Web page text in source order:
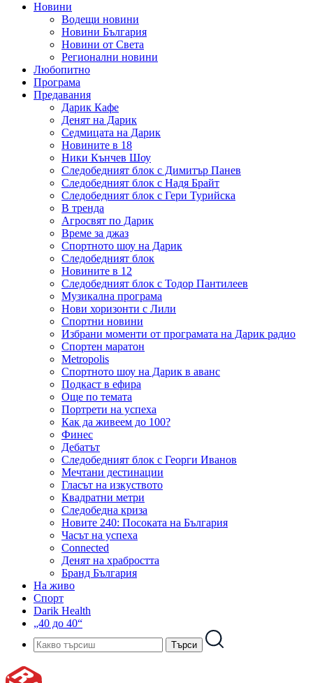
Новини
Водещи новини
Новини България
Новини от Света
Регионални новини
Любопитно
Програма
Предавания
Дарик Кафе
Денят на Дарик
Седмицата на Дарик
Новините в 18
Ники Кънчев Шоу
Следобедният блок с Димитър Панев
Следобедният блок с Надя Брайт
Следобедният блок с Гери Турийска
В тренда
Агросвят по Дарик
Време за джаз
Спортното шоу на Дарик
Следобедният блок
Новините в 12
Следобедният блок с Тодор Пантилеев
Музикална програма
Нови хоризонти с Лили
Спортни новини
Избрани моменти от програмата на Дарик радио
Спортен маратон
Metropolis
Спортното шоу на Дарик в аванс
Подкаст в ефира
Още по темата
Портрети на успеха
Как да живеем до 100?
Финес
Дебатът
Следобедният блок с Георги Иванов
Мечтани дестинации
Гласът на изкуството
Квадратни метри
Следобедна криза
Новите 240: Посоката на България
Часът на успеха
Connected
Денят на храбростта
Бранд България
На живо
Спорт
Darik Health
„40 до 40“